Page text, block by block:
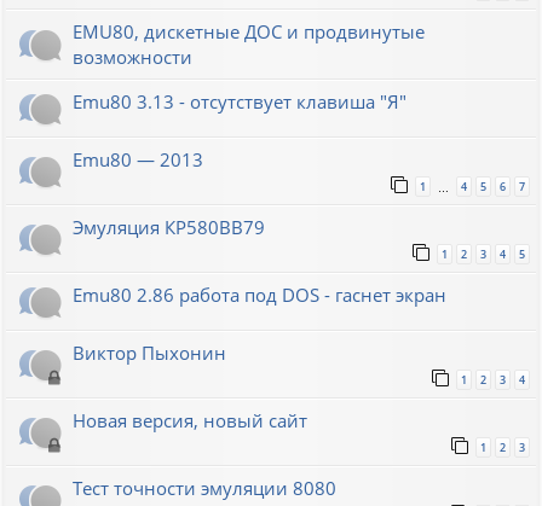
EMU80, дискетные ДОС и продвинутые
возможности
Emu80 3.13 - отсутствует клавиша "Я"
Emu80 — 2013
1 4 5 6 7
Эмуляция КР580ВВ79
1 2 3 4 5
Emu80 2.86 работа под DOS - гаснет экран
Виктор Пыхонин
1 2 3 4
Новая версия, новый сайт
1 2 3
Тест точности эмуляции 8080